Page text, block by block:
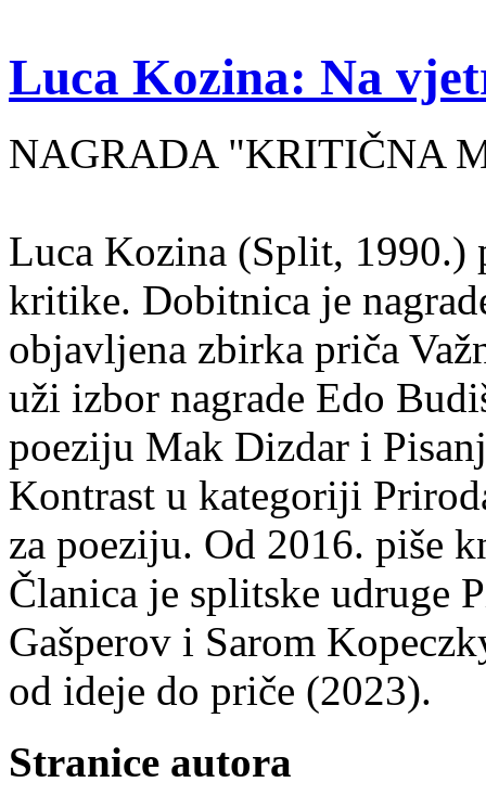
Luca Kozina: Na
NAGRADA "KRITIČNA
Luca Kozina (Split, 1990.)
kritike. Dobitnica je
objavljena zbirka priča
uži izbor nagrade Edo
poeziju Mak Dizdar i
Kontrast u kategoriji
za poeziju. Od 2016. piše
Članica je splitske udruge
Gašperov i Sarom
od ideje do priče (2023).
Stranice autora